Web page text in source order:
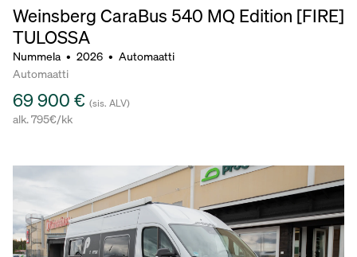
Weinsberg CaraBus 540 MQ Edition [FIRE]
TULOSSA
Nummela • 2026 • Automaatti
Automaatti
69 900 € (sis. ALV)
alk. 795€/kk